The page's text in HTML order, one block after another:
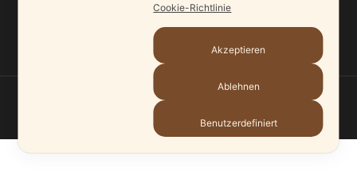
Mit vergrößertem Führungsteam in die Zukunft
HEIMATVEREIN MELLE
Cookie-Richtlinie
Akzeptieren
Ablehnen
Benutzerdefiniert